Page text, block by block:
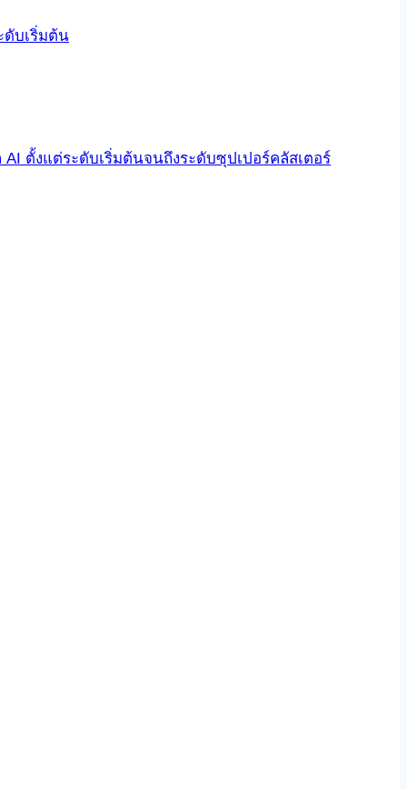
ดับเริ่มต้น
ตั้งแต่ระดับเริ่มต้นจนถึงระดับซุปเปอร์คลัสเตอร์